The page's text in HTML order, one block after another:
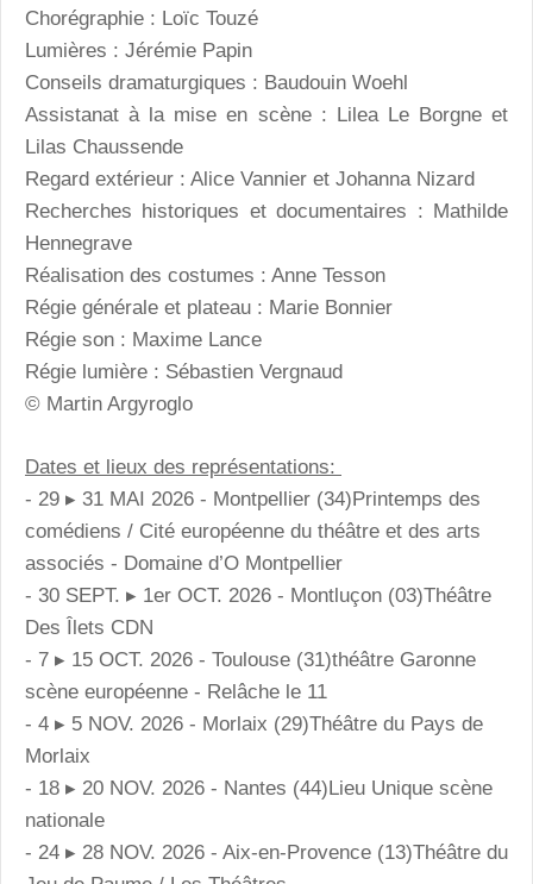
Chorégraphie : Loïc Touzé
Lumières : Jérémie Papin
Conseils dramaturgiques : Baudouin Woehl
Assistanat à la mise en scène : Lilea Le Borgne et
Lilas Chaussende
Regard extérieur : Alice Vannier et Johanna Nizard
Recherches historiques et documentaires : Mathilde
Hennegrave
Réalisation des costumes : Anne Tesson
Régie générale et plateau : Marie Bonnier
Régie son : Maxime Lance
Régie lumière : Sébastien Vergnaud
© Martin Argyroglo
Dates et lieux des représentations:
- 29 ▸ 31 MAI 2026 - Montpellier (34)Printemps des
comédiens / Cité européenne du théâtre et des arts
associés - Domaine d’O Montpellier
- 30 SEPT. ▸ 1er OCT. 2026 - Montluçon (03)Théâtre
Des Îlets CDN
- 7 ▸ 15 OCT. 2026 - Toulouse (31)théâtre Garonne
scène européenne - Relâche le 11
- 4 ▸ 5 NOV. 2026 - Morlaix (29)Théâtre du Pays de
Morlaix
- 18 ▸ 20 NOV. 2026 - Nantes (44)Lieu Unique scène
nationale
- 24 ▸ 28 NOV. 2026 - Aix-en-Provence (13)Théâtre du